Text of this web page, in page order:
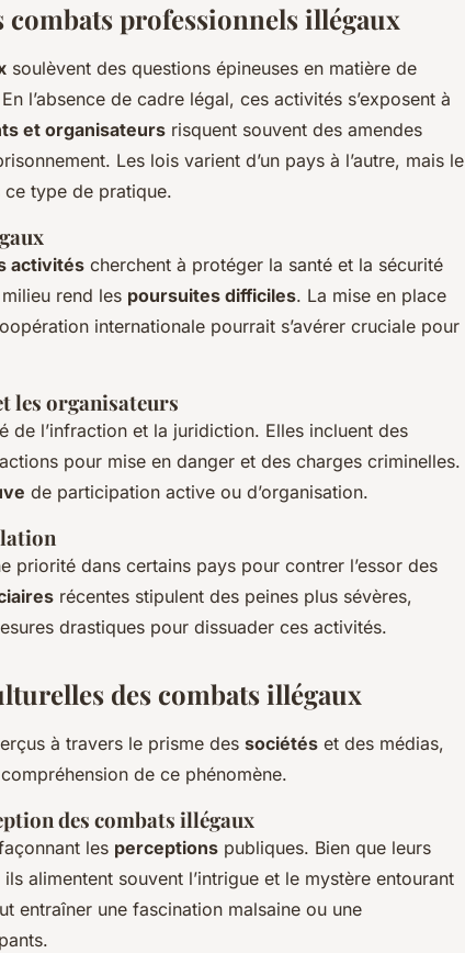
combats professionnels illégaux
soulèvent des questions épineuses en matière de
l’absence de cadre légal, ces activités s’exposent à
et organisateurs risquent souvent des amendes
Les lois varient d’un pays à l’autre, mais le
ce type de pratique.
activités cherchent à protéger la santé et la sécurité
rend les poursuites difficiles. La mise en place
internationale pourrait s’avérer cruciale pour
les organisateurs
de l’infraction et la juridiction. Elles incluent des
pour mise en danger et des charges criminelles.
de participation active ou d’organisation.
priorité dans certains pays pour contrer l’essor des
récentes stipulent des peines plus sévères,
drastiques pour dissuader ces activités.
des combats illégaux
à travers le prisme des sociétés et des médias,
de ce phénomène.
des combats illégaux
les perceptions publiques. Bien que leurs
alimentent souvent l’intrigue et le mystère entourant
entraîner une fascination malsaine ou une